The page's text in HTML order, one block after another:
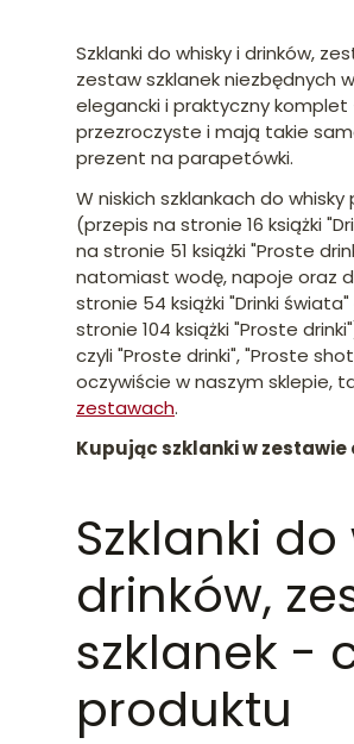
Szklanki do whisky i drinków,
zestaw szklanek niezbędnych
elegancki i praktyczny
przezroczyste i mają takie
prezent na parapetówki.
W niskich szklankach do
(przepis na stronie 16 książki
na stronie 51 książki "Proste
natomiast wodę, napoje oraz
stronie 54 książki "Drinki
stronie 104 książki "Proste
czyli "Proste drinki", "Proste
oczywiście w naszym sklepie,
zestawach.
Kupując szklanki w zestawie
Szklanki
drinków,
szklanek -
produktu